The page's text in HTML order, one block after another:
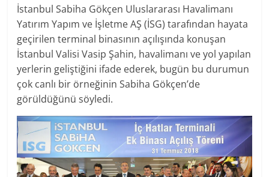
İstanbul Sabiha Gökçen Uluslararası Havalimanı
Yatırım Yapım ve İşletme AŞ (İSG) tarafından hayata
geçirilen terminal binasının açılışında konuşan
İstanbul Valisi Vasip Şahin, havalimanı ve yol yapılan
yerlerin geliştiğini ifade ederek, bugün bu durumun
çok canlı bir örneğinin Sabiha Gökçen’de
görüldüğünü söyledi.